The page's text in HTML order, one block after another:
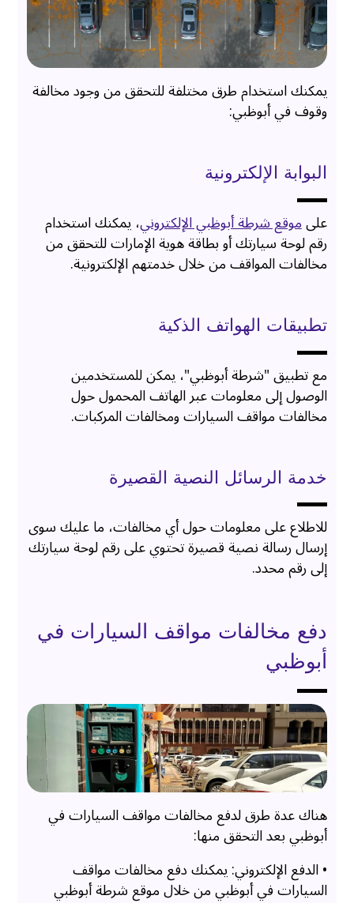
يمكنك استخدام طرق مختلفة للتحقق من وجود مخالفة
وقوف في أبوظبي:
البوابة الإلكترونية
علىموقع شرطة أبوظبي الإلكتروني، يمكنك استخدام
رقم لوحة سيارتك أو بطاقة هوية الإمارات للتحقق من
مخالفات المواقف من خلال خدمتهم الإلكترونية.
تطبيقات الهواتف الذكية
مع تطبيق "شرطة أبوظبي"، يمكن للمستخدمين
الوصول إلى معلومات عبر الهاتف المحمول حول
مخالفات مواقف السيارات ومخالفات المركبات.
خدمة الرسائل النصية القصيرة
للاطلاع على معلومات حول أي مخالفات، ما عليك سوى
إرسال رسالة نصية قصيرة تحتوي على رقم لوحة سيارتك
إلى رقم محدد.
دفع مخالفات مواقف السيارات في
أبوظبي
هناك عدة طرق لدفع مخالفات مواقف السيارات في
أبوظبي بعد التحقق منها:
• الدفع الإلكتروني: يمكنك دفع مخالفات مواقف
السيارات في أبوظبي من خلال موقع شرطة أبوظبي